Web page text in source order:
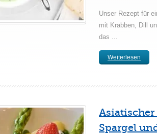
Unser Rezept für
mit Krabben, Dill
das ...
Weiterlesen
Spargel